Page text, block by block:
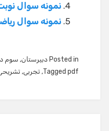
نمونه سوال
نمونه سوال
Posted in دبیرستان, سوم
Tagged pdf
,تجربی,